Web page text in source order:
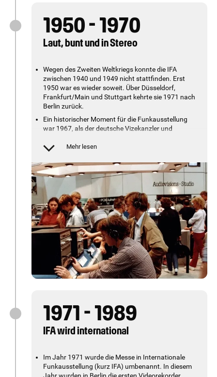
1950 - 1970
Laut, bunt und in Stereo
Wegen des Zweiten Weltkriegs konnte die IFA
zwischen 1940 und 1949 nicht stattfinden. Erst
1950 war es wieder soweit. Über Düsseldorf,
Frankfurt/Main und Stuttgart kehrte sie 1971 nach
Berlin zurück.
Ein historischer Moment für die Funkausstellung
war 1967, als der deutsche Vizekanzler und
Akt den Startschuss für das Farbfernsehen gab
Technik erstmals bunt wurde.
Weitere Innovationen waren Fernbedienungen,
UKW-Übertragungen, Halbleitertechnologie,
Fernsehgeräte, Stereoton, die Compact Cassette
und Picture Discs.
Mehr lesen
1971 - 1989
IFA wird international
Im Jahr 1971 wurde die Messe in Internationale
Funkausstellung (kurz IFA) umbenannt. In diesem